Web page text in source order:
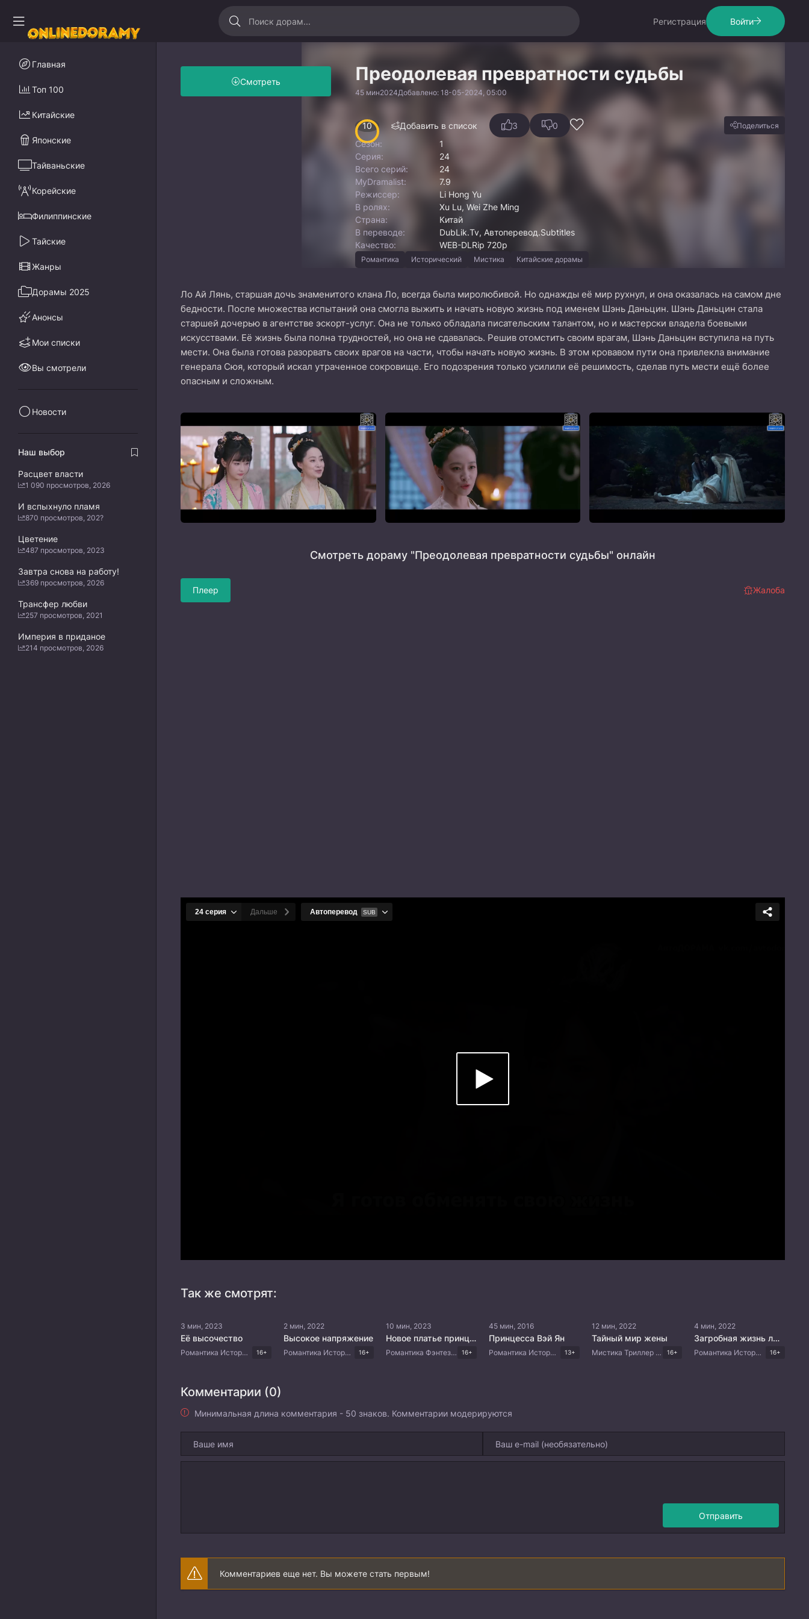
Регистрация Войти
Преодолевая превратности судьбы
45 мин2024Добавлено: 18-05-2024, 05:00
Смотреть
10 Добавить в список 3 0 Поделиться
Сезон:
1
Серия:
24
Всего серий:
24
MyDramalist:
7.9
Режиссер:
Li Hong Yu
В ролях:
Xu Lu, Wei Zhe Ming
Страна:
Китай
В переводе:
DubLik.Tv, Автоперевод.Subtitles
Качество:
WEB-DLRip 720p
Романтика Исторический Мистика Китайские дорамы
Ло Ай Лянь, старшая дочь знаменитого клана Ло, всегда была миролюбивой. Но однажды её мир рухнул, и она оказалась на самом дне
бедности. После множества испытаний она смогла выжить и начать новую жизнь под именем Шэнь Даньцин. Шэнь Даньцин стала
старшей дочерью в агентстве эскорт-услуг. Она не только обладала писательским талантом, но и мастерски владела боевыми
искусствами. Её жизнь была полна трудностей, но она не сдавалась. Решив отомстить своим врагам, Шэнь Даньцин вступила на путь
мести. Она была готова разорвать своих врагов на части, чтобы начать новую жизнь. В этом кровавом пути она привлекла внимание
генерала Сюя, который искал утраченное сокровище. Его подозрения только усилили её решимость, сделав путь мести ещё более
опасным и сложным.
Смотреть дораму "Преодолевая превратности судьбы" онлайн
Плеер Жалоба
Так же смотрят:
3 мин, 2023
Её высочество
Романтика Исторический Драма Китайские дорамы 16+
2 мин, 2022
Высокое напряжение
Романтика Исторический Триллер Драма Китайские дорамы 16+
10 мин, 2023
Новое платье принцессы
Романтика Фэнтези Комедия Драма Китайские дорамы 16+
45 мин, 2016
Принцесса Вэй Ян
Романтика Исторический Драма Китайские дорамы 13+
12 мин, 2022
Тайный мир жены
Мистика Триллер Китайские дорамы 16+
4 мин, 2022
Загробная жизнь любви и мести
Романтика Исторический Фэнтези Китайские дорамы 16+
Комментарии (0)
Минимальная длина комментария - 50 знаков. Комментарии модерируются
Отправить
Комментариев еще нет. Вы можете стать первым!
Главная
Топ 100
Китайские
Японские
Тайваньские
Корейские
Филиппинские
Тайские
Жанры
Дорамы 2025
Анонсы
Мои списки
Вы смотрели
Новости
Наш выбор
Расцвет власти
1 090 просмотров, 2026
И вспыхнуло пламя
870 просмотров, 202?
Цветение
487 просмотров, 2023
Завтра снова на работу!
369 просмотров, 2026
Трансфер любви
257 просмотров, 2021
Империя в приданое
214 просмотров, 2026